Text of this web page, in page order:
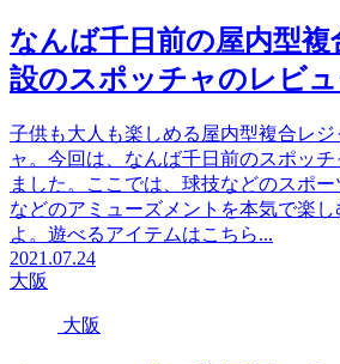
なんば千日前の屋内型
設のスポッチャのレビ
子供も大人も楽しめる屋内型複合レ
ャ。今回は、なんば千日前のスポッ
ました。ここでは、球技などのスポ
などのアミューズメントを本気で楽
よ。遊べるアイテムはこちら...
2021.07.24
大阪
大阪